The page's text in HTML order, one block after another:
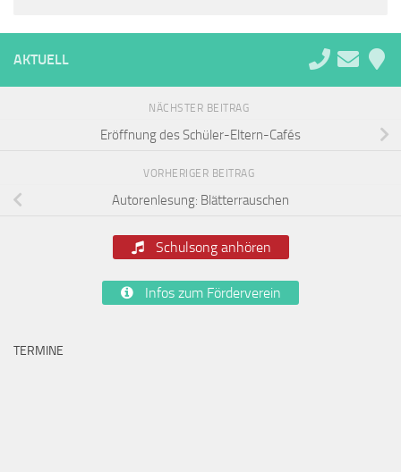
AKTUELL
NÄCHSTER BEITRAG
Eröffnung des Schüler-Eltern-Cafés
VORHERIGER BEITRAG
Autorenlesung: Blätterrauschen
Schulsong anhören
Infos zum Förderverein
TERMINE